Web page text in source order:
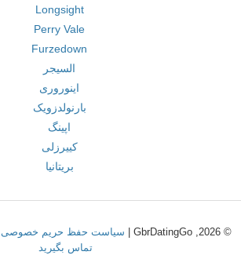
Longsight
Perry Vale
Furzedown
السیجر
اینوروری
بارنولدزویک
اپینگ
کییرزلی
بریتانیا
© 2026, GbrDatingGo | سیاست حفظ حریم خصوصی
تماس بگیرید